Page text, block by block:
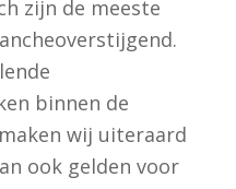
zijn de meeste
binnen de
wij uiteraard
ook gelden voor